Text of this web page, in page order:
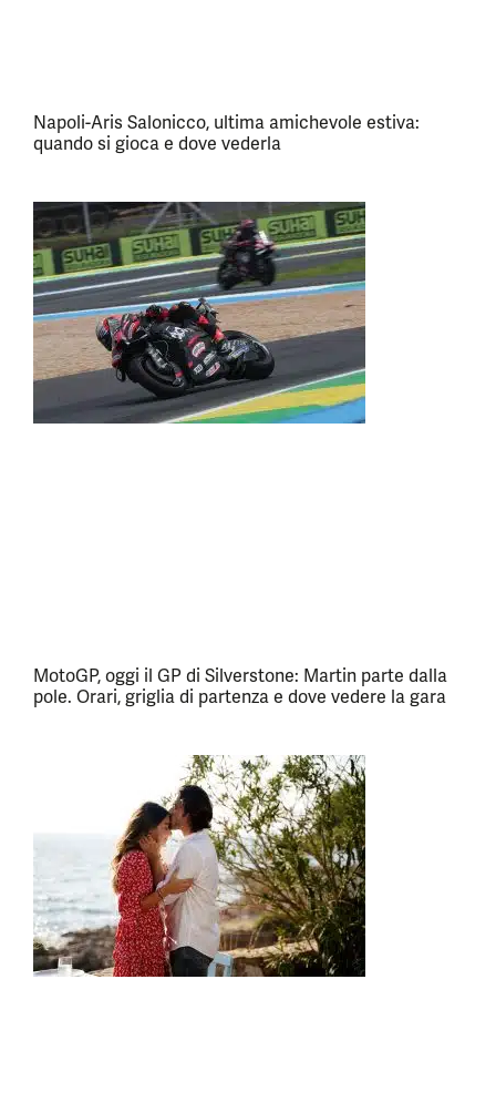
Napoli-Aris Salonicco, ultima amichevole estiva:
quando si gioca e dove vederla
MotoGP, oggi il GP di Silverstone: Martin parte dalla
pole. Orari, griglia di partenza e dove vedere la gara